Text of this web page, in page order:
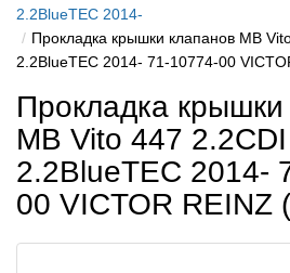
2.2BlueTEC 2014-
Прокладка крышки клапанов MB
2.2BlueTEC 2014- 71-10774-00
Прокладка крышки
MB Vito 447
2.2BlueTEC 2014-
00 VICTOR REINZ